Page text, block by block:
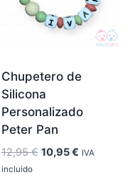
Chupetero de
Silicona
Personalizado
Peter Pan
12,95€ El
10,95€ElIVA
incluido